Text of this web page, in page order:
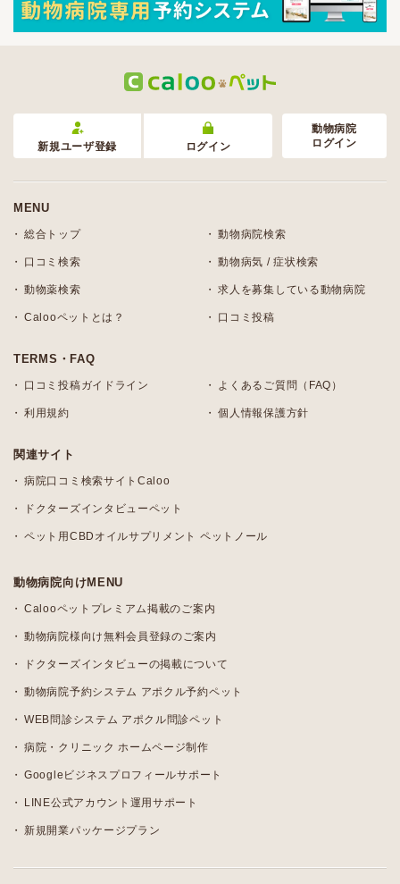
新規ユーザ登録 ログイン
動物病院
ログイン
MENU
総合トップ 動物病院検索
口コミ検索 動物病気 / 症状検索
動物薬検索 求人を募集している動物病院
Calooペットとは？ 口コミ投稿
TERMS・FAQ
口コミ投稿ガイドライン よくあるご質問（FAQ）
利用規約 個人情報保護方針
関連サイト
病院口コミ検索サイトCaloo
ドクターズインタビューペット
ペット用CBDオイルサプリメント ペットノール
動物病院向けMENU
Calooペットプレミアム掲載のご案内
動物病院様向け無料会員登録のご案内
ドクターズインタビューの掲載について
動物病院予約システム アポクル予約ペット
WEB問診システム アポクル問診ペット
病院・クリニック ホームページ制作
Googleビジネスプロフィールサポート
LINE公式アカウント運用サポート
新規開業パッケージプラン